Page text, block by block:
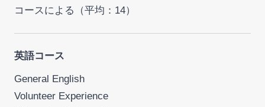
コースによる（平均：14）
英語コース
General English
Volunteer Experience